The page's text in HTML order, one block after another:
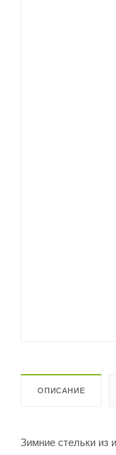
ОПИСАНИЕ
Зимние стельки из